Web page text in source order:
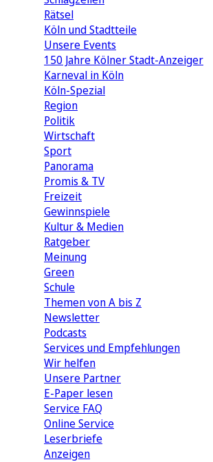
Rätsel
Köln und Stadtteile
Unsere Events
150 Jahre Kölner Stadt-Anzeiger
Karneval in Köln
Köln-Spezial
Region
Politik
Wirtschaft
Sport
Panorama
Promis & TV
Freizeit
Gewinnspiele
Kultur & Medien
Ratgeber
Meinung
Green
Schule
Themen von A bis Z
Newsletter
Podcasts
Services und Empfehlungen
Wir helfen
Unsere Partner
E-Paper lesen
Service FAQ
Online Service
Leserbriefe
Anzeigen